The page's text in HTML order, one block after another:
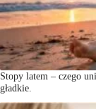
Stopy latem – czego
gładkie.